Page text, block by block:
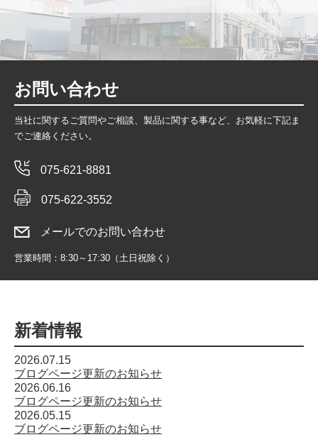
お問い合わせ
当社に関するご質問やご相談、製品に関する事など、お気軽に下記ま
でご連絡ください。
075-621-8881
075-622-3552
メールでのお問い合わせ
営業時間：8:30～17:30（土日祝除く）
新着情報
2026.07.15
ブログページ更新のお知らせ
2026.06.16
ブログページ更新のお知らせ
2026.05.15
ブログページ更新のお知らせ